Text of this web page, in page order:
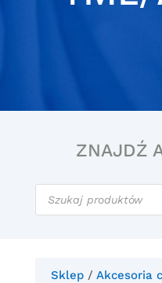
ZNAJDŹ
Wyszukiwarka
produktów
Sklep/ Akcesoria